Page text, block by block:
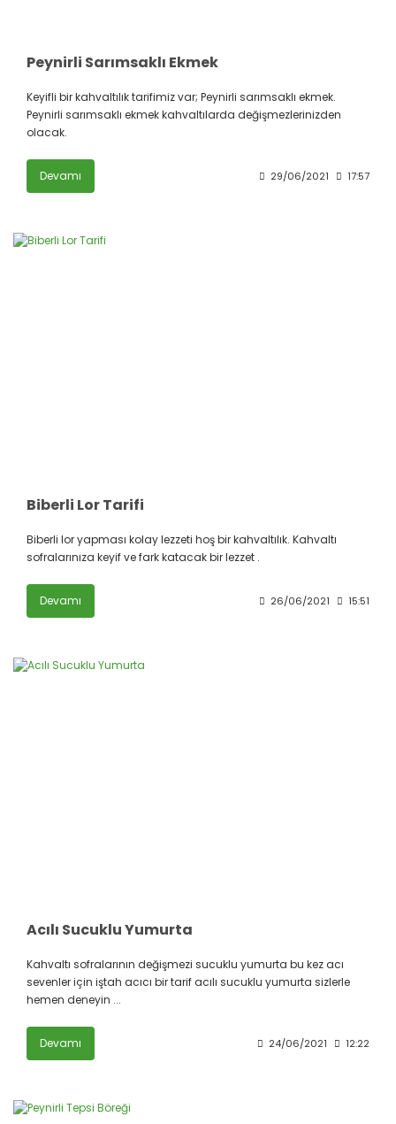
Peynirli Sarımsaklı Ekmek
Keyifli bir kahvaltılık tarifimiz var; Peynirli sarımsaklı ekmek.
Peynirli sarımsaklı ekmek kahvaltılarda değişmezlerinizden
olacak.
Devamı 29/06/2021 17:57
Biberli Lor Tarifi
Biberli lor yapması kolay lezzeti hoş bir kahvaltılık. Kahvaltı
sofralarınıza keyif ve fark katacak bir lezzet .
Devamı 26/06/2021 15:51
Acılı Sucuklu Yumurta
Kahvaltı sofralarının değişmezi sucuklu yumurta bu kez acı
sevenler için iştah acıcı bir tarif acılı sucuklu yumurta sizlerle
hemen deneyin ...
Devamı 24/06/2021 12:22